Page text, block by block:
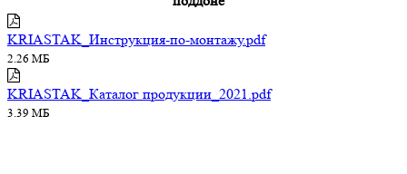
KRIASTAK_Инструкция-по-монтажу.pdf
2.26 МБ
KRIASTAK_Каталог продукции_2021.pdf
3.39 МБ